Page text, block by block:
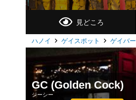
見どころ
ハノイ ゲイスポット ゲイバー
GC (Golden Cock)
ジーシー